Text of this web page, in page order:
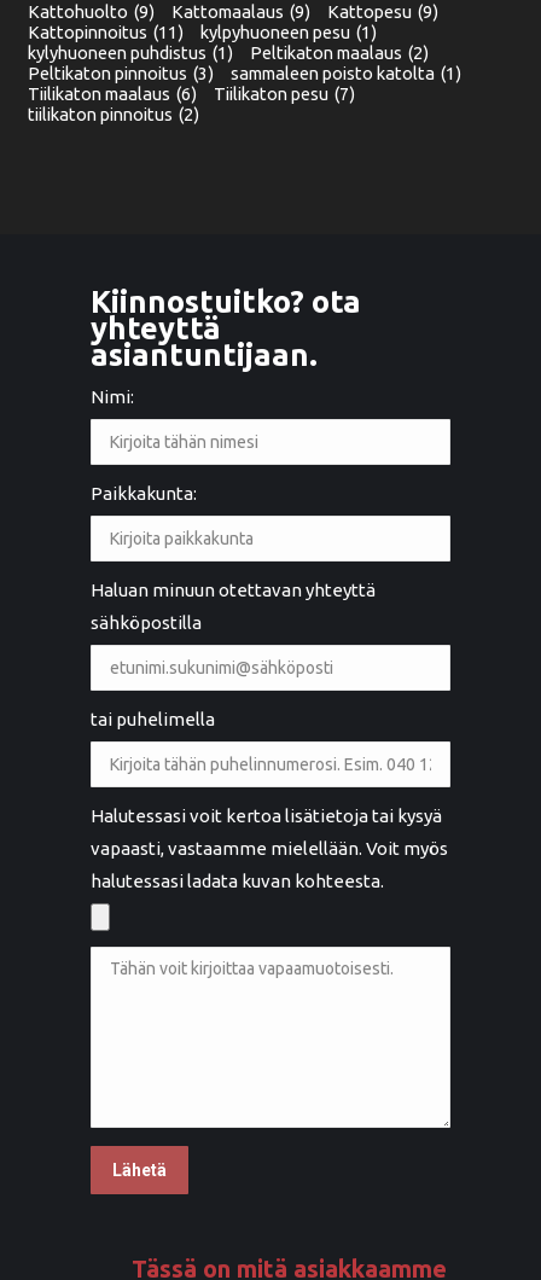
Kattohuolto (9) Kattomaalaus (9) Kattopesu (9)
Kattopinnoitus (11) kylpyhuoneen pesu (1)
kylyhuoneen puhdistus (1) Peltikaton maalaus (2)
Peltikaton pinnoitus (3) sammaleen poisto katolta (1)
Tiilikaton maalaus (6) Tiilikaton pesu (7)
tiilikaton pinnoitus (2)
Kiinnostuitko? ota
yhteyttä
asiantuntijaan.
Nimi:
Paikkakunta:
Haluan minuun otettavan yhteyttä
sähköpostilla
tai puhelimella
Halutessasi voit kertoa lisätietoja tai kysyä
vapaasti, vastaamme mielellään. Voit myös
halutessasi ladata kuvan kohteesta.
Tässä on mitä asiakkaamme